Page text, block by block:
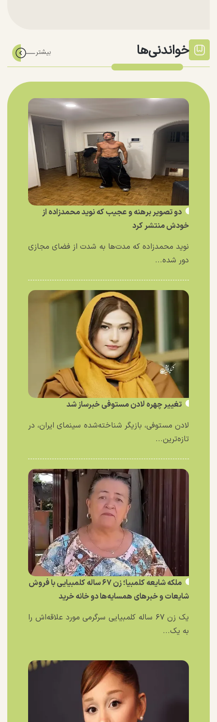
خواندنی‌ها
دو تصویر برهنه و عجیب که نوید محمدزاده از
خودش منتشر کرد
نوید محمدزاده که مدت‌ها به شدت از فضای مجازی
دور شده...
تغییر چهره لادن مستوفی خبرساز شد
لادن مستوفی، بازیگر شناخته‌شده سینمای ایران، در
تازه‌ترین...
ملکه شایعه کلمبیا؛ زن ۶۷ ساله کلمبیایی با فروش
شایعات و خبر‌های همسایه‌ها دو خانه خرید
یک زن ۶۷ ساله کلمبیایی سرگرمی مورد علاقه‌اش را
به یک...